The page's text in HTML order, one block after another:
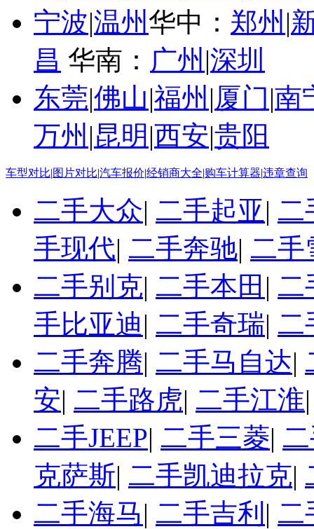
宁波|温州华中： 郑州 |
昌 华南： 广州 |深圳
东莞|佛山|福州 |厦门|南
万州 |昆明 |西安|贵阳
车型对比|图片对比|汽车报价|经销商大全|购车计算器|违章查询
二手大众| 二手起亚| 二
手现代| 二手奔驰| 二手
二手别克| 二手本田 | 二
手比亚迪| 二手奇瑞| 二
二手奔腾| 二手马自达|
安| 二手路虎| 二手江淮
二手JEEP| 二手三菱|
克萨斯| 二手凯迪拉克|
二手海马| 二手吉利 | 二